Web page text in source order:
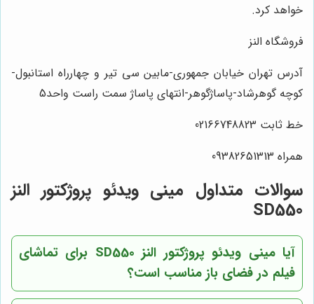
خواهد کرد.
فروشگاه النز
آدرس تهران خیابان جمهوری-مابین سی تیر و چهارراه استانبول-
کوچه گوهرشاد-پاساژگوهر-انتهای پاساژ سمت راست واحد5
خط ثابت 02166748823
همراه 09382651313
سوالات متداول مینی ویدئو پروژکتور النز
SD550
آیا مینی ویدئو پروژکتور النز SD550 برای تماشای
فیلم در فضای باز مناسب است؟